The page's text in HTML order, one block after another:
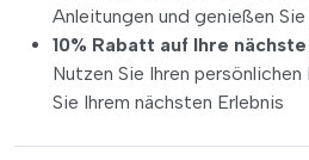
Anleitungen und genießen Sie
10% Rabatt auf Ihre
Nutzen Sie Ihren
Sie Ihrem nächsten Erlebnis